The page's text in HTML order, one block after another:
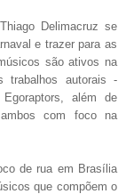
Delimacruz se
e trazer para as
são ativos na
trabalhos autorais -
além de
com foco na
de rua em Brasília
que compõem o